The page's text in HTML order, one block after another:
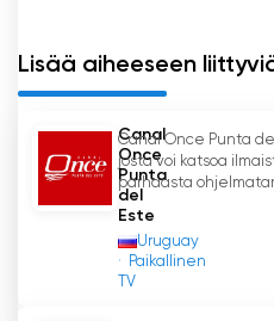
Lisää aiheeseen
Canal
Once
Punta
del
Este
Uruguay
Paikallinen
TV
Canal Once Punta
josta voi katsoa
parhaasta